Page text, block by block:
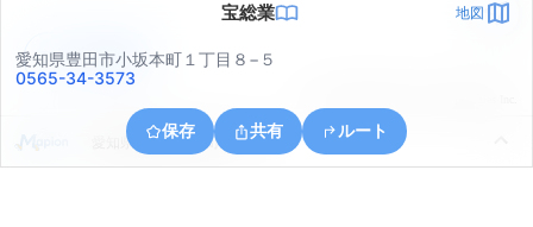
宝総業 地図
愛知県豊田市小坂本町１丁目８−５
0565-34-3573
保存 共有 ルート
愛知県豊田市御立町９丁目
アプリで見る